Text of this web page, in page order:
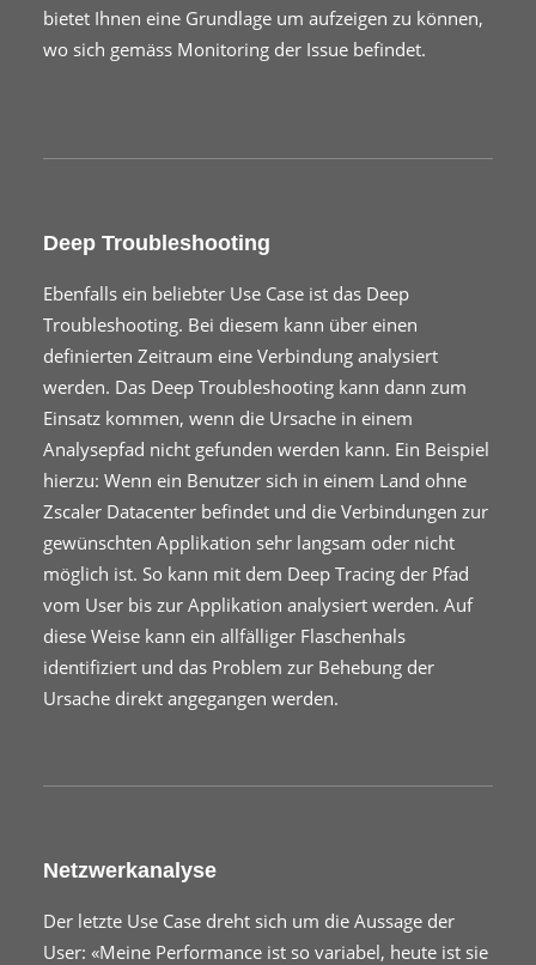
bietet Ihnen eine Grundlage um aufzeigen zu können,
wo sich gemäss Monitoring der Issue befindet.
Deep Troubleshooting
Ebenfalls ein beliebter Use Case ist das Deep
Troubleshooting. Bei diesem kann über einen
definierten Zeitraum eine Verbindung analysiert
werden. Das Deep Troubleshooting kann dann zum
Einsatz kommen, wenn die Ursache in einem
Analysepfad nicht gefunden werden kann. Ein Beispiel
hierzu: Wenn ein Benutzer sich in einem Land ohne
Zscaler Datacenter befindet und die Verbindungen zur
gewünschten Applikation sehr langsam oder nicht
möglich ist. So kann mit dem Deep Tracing der Pfad
vom User bis zur Applikation analysiert werden. Auf
diese Weise kann ein allfälliger Flaschenhals
identifiziert und das Problem zur Behebung der
Ursache direkt angegangen werden.
Netzwerkanalyse
Der letzte Use Case dreht sich um die Aussage der
User: «Meine Performance ist so variabel, heute ist sie